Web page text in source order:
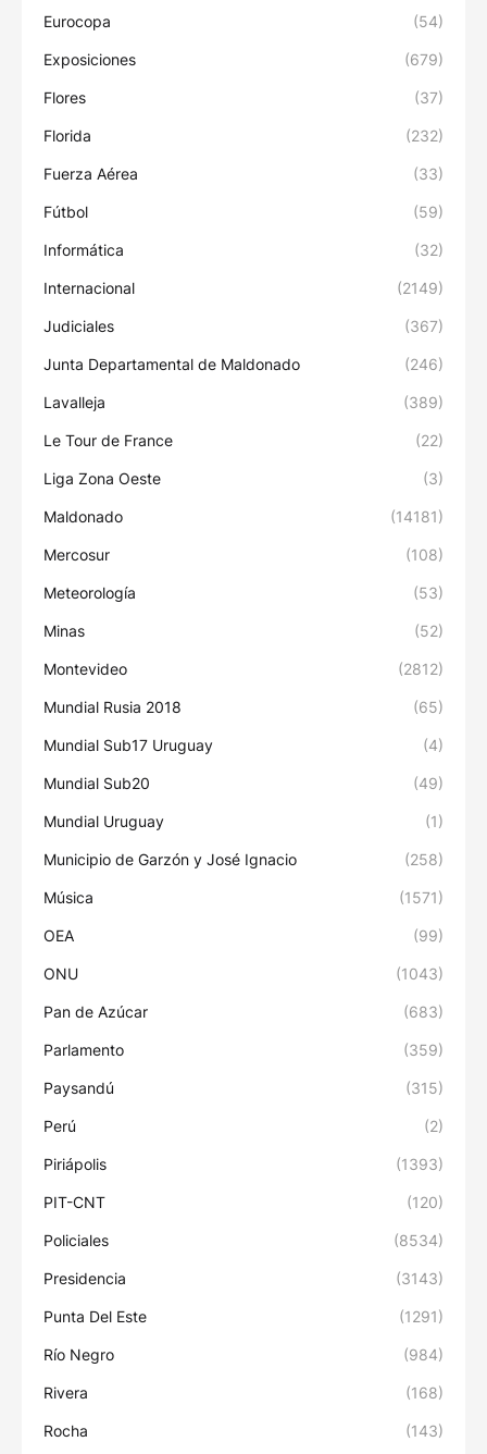
Eurocopa (54)
Exposiciones (679)
Flores (37)
Florida (232)
Fuerza Aérea (33)
Fútbol (59)
Informática (32)
Internacional (2149)
Judiciales (367)
Junta Departamental de Maldonado (246)
Lavalleja (389)
Le Tour de France (22)
Liga Zona Oeste (3)
Maldonado (14181)
Mercosur (108)
Meteorología (53)
Minas (52)
Montevideo (2812)
Mundial Rusia 2018 (65)
Mundial Sub17 Uruguay (4)
Mundial Sub20 (49)
Mundial Uruguay (1)
Municipio de Garzón y José Ignacio (258)
Música (1571)
OEA (99)
ONU (1043)
Pan de Azúcar (683)
Parlamento (359)
Paysandú (315)
Perú (2)
Piriápolis (1393)
PIT-CNT (120)
Policiales (8534)
Presidencia (3143)
Punta Del Este (1291)
Río Negro (984)
Rivera (168)
Rocha (143)